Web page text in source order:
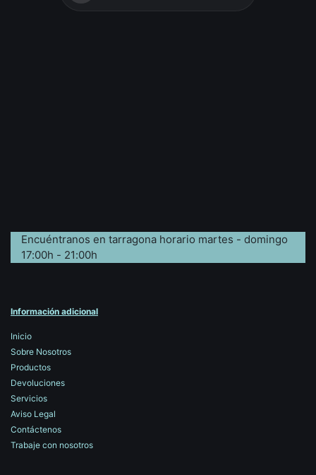
Encuéntranos en tarragona horario martes - domingo
17:00h - 21:00h
Información adicional
Inicio
Sobre Nosotros
Productos
Devoluciones
Servicios
Aviso Legal
Contáctenos
Trabaje con nosotros